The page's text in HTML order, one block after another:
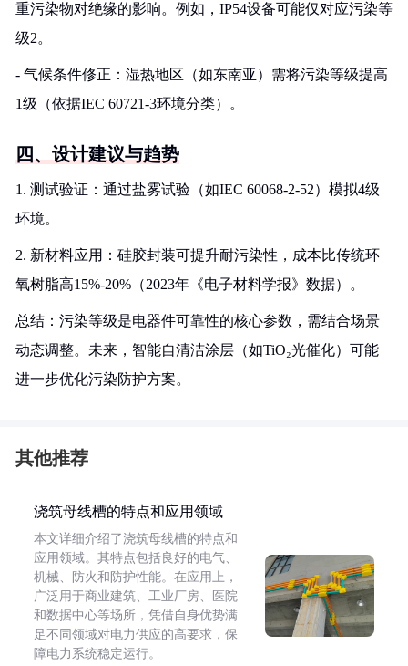
重污染物对绝缘的影响。例如，IP54设备可能仅对应污染等
级2。
- 气候条件修正：湿热地区（如东南亚）需将污染等级提高
1级（依据IEC 60721-3环境分类）。
四、设计建议与趋势
1. 测试验证：通过盐雾试验（如IEC 60068-2-52）模拟4级
环境。
2. 新材料应用：硅胶封装可提升耐污染性，成本比传统环
氧树脂高15%-20%（2023年《电子材料学报》数据）。
总结：污染等级是电器件可靠性的核心参数，需结合场景
动态调整。未来，智能自清洁涂层（如TiO₂光催化）可能
进一步优化污染防护方案。
其他推荐
浇筑母线槽的特点和应用领域
本文详细介绍了浇筑母线槽的特点和
应用领域。其特点包括良好的电气、
机械、防火和防护性能。在应用上，
广泛用于商业建筑、工业厂房、医院
和数据中心等场所，凭借自身优势满
足不同领域对电力供应的高要求，保
障电力系统稳定运行。